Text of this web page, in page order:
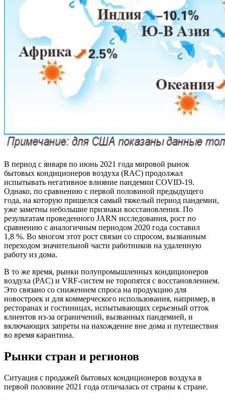
В период с января по июнь 2021 года мировой рынок
бытовых кондиционеров воздуха (RAC) продолжал
испытывать негативное влияние пандемии COVID-19.
Однако, по сравнению с первой половиной предыдущего
года, на которую пришелся самый тяжелый период пандемии,
уже заметны небольшие признаки восстановления. По
результатам проведенного JARN исследования, рост по
сравнению с аналогичным периодом 2020 года составил
1,8 %. Во многом этот рост связан со спросом, вызванным
переходом значительной части работников на удаленную
работу из дома.
В то же время, рынки полупромышленных кондиционеров
воздуха (PAC) и VRF-систем не торопятся с восстановлением.
Это связано со снижением спроса на продукцию для
новостроек и для коммерческого использования, например, в
ресторанах и гостиницах, испытывающих серьезный отток
клиентов из-за ограничений, вызванных пандемией, и
включающих запреты на нахождение вне дома и путешествия
во время карантина.
Рынки стран и регионов
Ситуация с продажей бытовых кондиционеров воздуха в
первой половине 2021 года отличалась от страны к стране.